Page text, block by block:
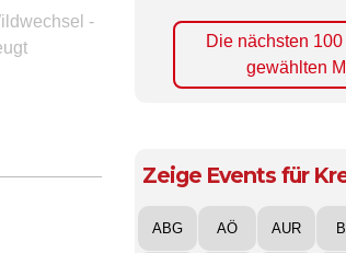
-
Die nächsten
gewählten
Zeige Events für
ABG AÖ AUR